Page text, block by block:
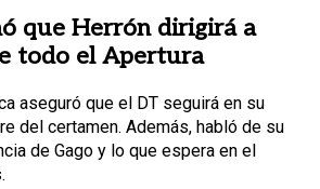
que Herrón dirigirá a
todo el Apertura
aseguró que el DT seguirá en su
del certamen. Además, habló de su
de Gago y lo que espera en el